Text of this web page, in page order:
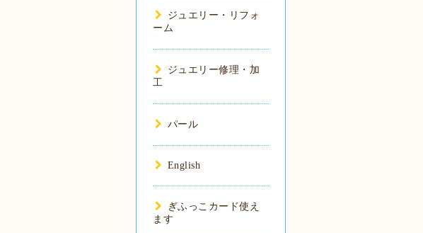
ジュエリー・リフォ
ーム
ジュエリー修理・加
工
パール
English
ぎふっこカード使え
ます